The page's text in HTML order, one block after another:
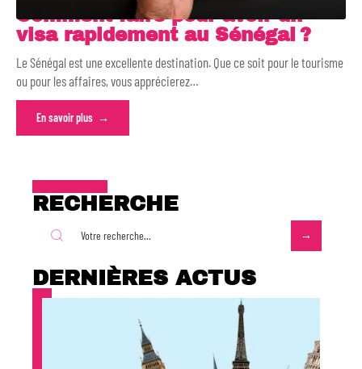
Comment faire pour avoir un
visa rapidement au Sénégal ?
Le Sénégal est une excellente destination. Que ce soit pour le tourisme
ou pour les affaires, vous apprécierez…
En savoir plus
RECHERCHE
DERNIÈRES ACTUS